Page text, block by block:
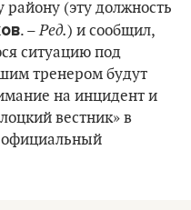
району (эту должность
. –Ред.) и сообщил,
ситуацию под
тренером будут
на инцидент и
вестник» в
официальный